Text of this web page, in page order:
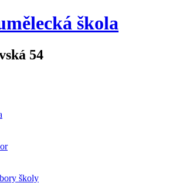
škola
54
školy